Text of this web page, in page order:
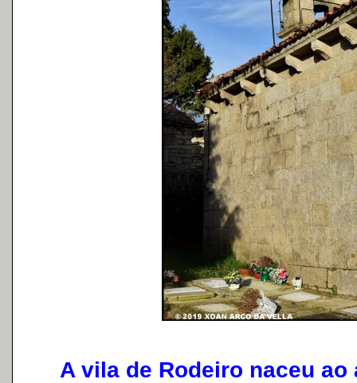
A vila de Rodeiro naceu ao